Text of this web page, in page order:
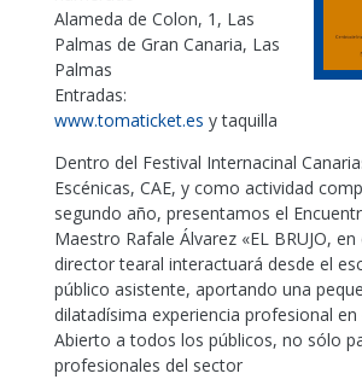
Alameda de Colon, 1, Las
Palmas de Gran Canaria, Las
Palmas
Entradas:
www.tomaticket.es y taquilla
Dentro del Festival Internacinal
Escénicas, CAE, y como actividad
segundo año, presentamos el
Maestro Rafale Álvarez «EL BRUJO,
director tearal interactuará desde el
público asistente, aportando una
dilatadísima experiencia profesional en
Abierto a todos los públicos, no sólo
profesionales del sector